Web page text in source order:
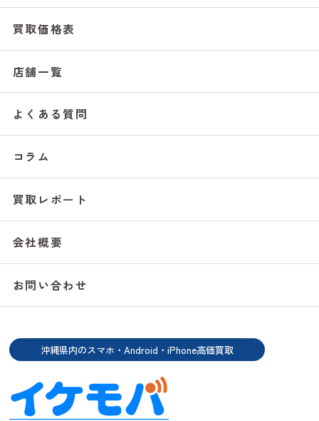
買取価格表
店舗一覧
よくある質問
コラム
買取レポート
会社概要
お問い合わせ
沖縄県内のスマホ・Android・iPhone高価買取